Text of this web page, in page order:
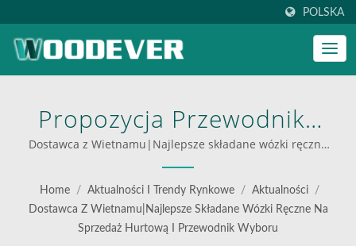
POLSKA
Propozycja Przewodnika
Do Wyboru Najlepszego
Metalowego Składane
Wózka Od Eksperta W
Dostawca z Wietnamu|Najlepsze składane wózki ręczne
na sprzedaż hurtową i przewodnik wyboru | najlepsze
wózki składane do logistyki
Home / Aktualności I Trendy Rynkowe / Aktualności
/
Dostawca Z Wietnamu|Najlepsze Składane Wózki Ręczne Na
Sprzedaż Hurtową I Przewodnik Wyboru